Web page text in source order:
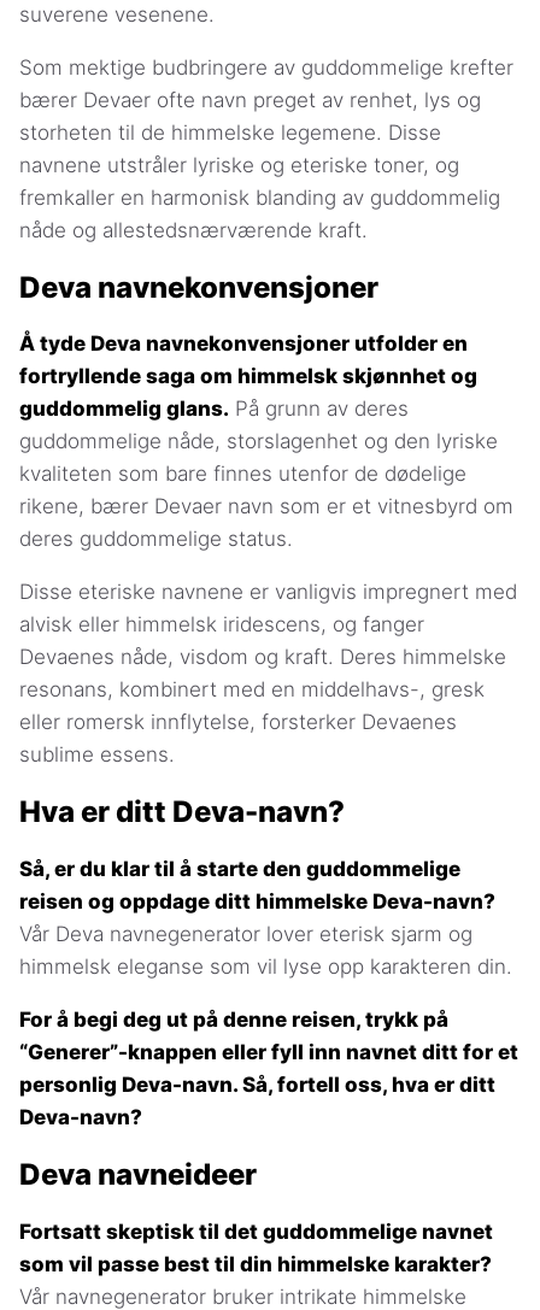
suverene vesenene.
Som mektige budbringere av guddommelige krefter
bærer Devaer ofte navn preget av renhet, lys og
storheten til de himmelske legemene. Disse
navnene utstråler lyriske og eteriske toner, og
fremkaller en harmonisk blanding av guddommelig
nåde og allestedsnærværende kraft.
Deva navnekonvensjoner
Å tyde Deva navnekonvensjoner utfolder en
fortryllende saga om himmelsk skjønnhet og
guddommelig glans. På grunn av deres
guddommelige nåde, storslagenhet og den lyriske
kvaliteten som bare finnes utenfor de dødelige
rikene, bærer Devaer navn som er et vitnesbyrd om
deres guddommelige status.
Disse eteriske navnene er vanligvis impregnert med
alvisk eller himmelsk iridescens, og fanger
Devaenes nåde, visdom og kraft. Deres himmelske
resonans, kombinert med en middelhavs-, gresk
eller romersk innflytelse, forsterker Devaenes
sublime essens.
Hva er ditt Deva-navn?
Så, er du klar til å starte den guddommelige
reisen og oppdage ditt himmelske Deva-navn?
Vår Deva navnegenerator lover eterisk sjarm og
himmelsk eleganse som vil lyse opp karakteren din.
For å begi deg ut på denne reisen, trykk på
“Generer”-knappen eller fyll inn navnet ditt for et
personlig Deva-navn. Så, fortell oss, hva er ditt
Deva-navn?
Deva navneideer
Fortsatt skeptisk til det guddommelige navnet
som vil passe best til din himmelske karakter?
Vår navnegenerator bruker intrikate himmelske